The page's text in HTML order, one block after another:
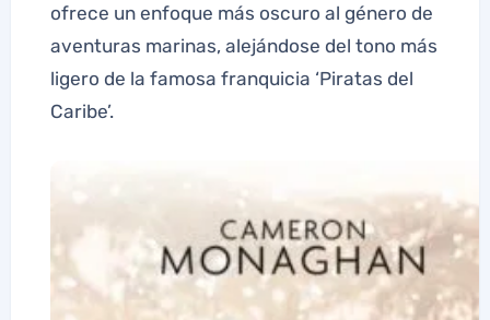
ofrece un enfoque más oscuro al género de
aventuras marinas, alejándose del tono más
ligero de la famosa franquicia ‘Piratas del
Caribe’.